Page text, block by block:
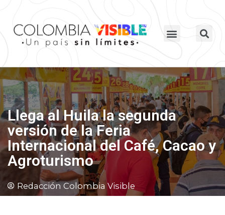
Llega al Huila la segunda
versión de la Feria
Internacional del Café, Cacao y
Agroturismo
Redacción Colombia Visible